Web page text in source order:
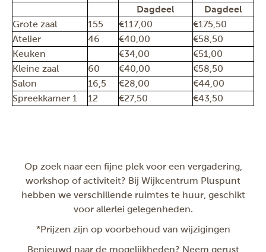
Dagdeel
Dagdeel
Grote zaal
155 €117,00
€175,50
Atelier
46 €40,00
€58,50
Keuken
€34,00
€51,00
Kleine zaal
60 €40,00
€58,50
Salon
16,5 €28,00
€44,00
Spreekkamer 1
12 €27,50 €43,50
Op zoek naar een fijne plek voor een vergadering,
workshop of activiteit? Bij Wijkcentrum Pluspunt
hebben we verschillende ruimtes te huur, geschikt
voor allerlei gelegenheden.
*Prijzen zijn op voorbehoud van wijzigingen
Benieuwd naar de mogelijkheden? Neem gerust